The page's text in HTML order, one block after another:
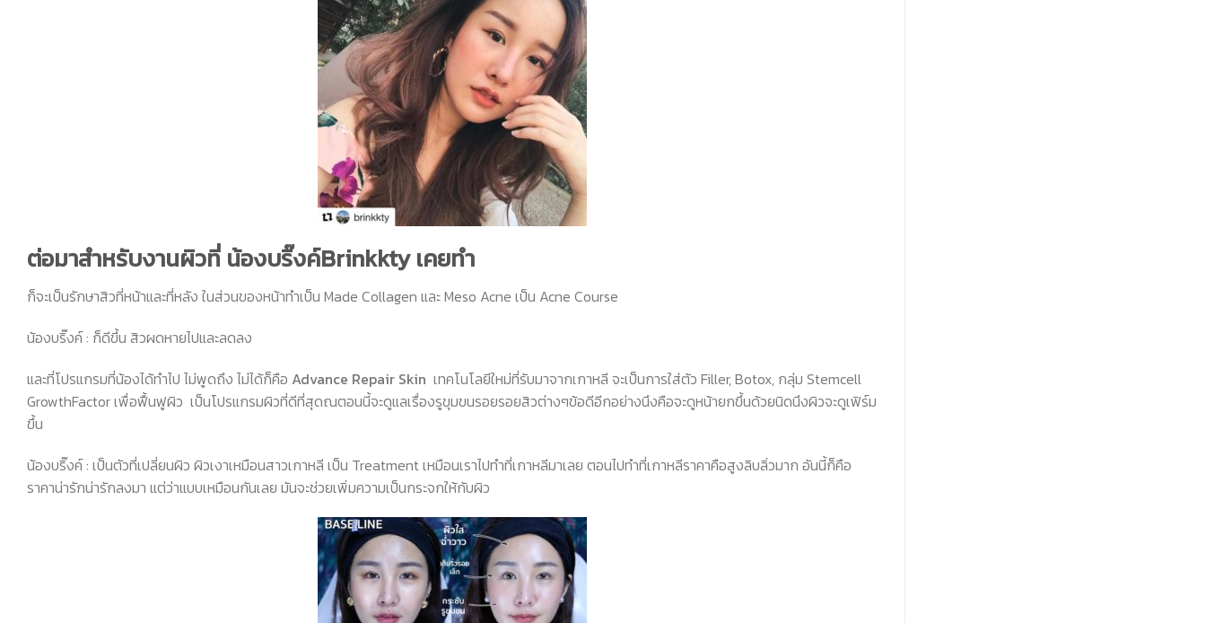
ต่อมาสำหรับงานผิวที่ น้องบริ๊งค์Brinkkty เคยทำ
ก็จะเป็นรักษาสิวที่หน้าและที่หลัง ในส่วนของหน้าทำเป็น Made Collagen และMeso Acne เป็น Acne Course
น้องบริ๊งค์: ก็ดีขึ้น สิวผดหายไปและลดลง
และที่โปรแกรมที่น้องได้ทำไป ไม่พูดถึง ไม่ได้ก็คือ Advance Repair Skin เทคโนโลยีใหม่ที่รับมาจากเกาหลี จะเป็นการใส่ตัว Filler, Botox, กลุ่ม Stemcell
GrowthFactorเพื่อฟื้นฟูผิว เป็นโปรแกรมผิวที่ดีที่สุดณตอนนี้จะดูแลเรื่องรูขุมขนรอยรอยสิวต่างๆข้อดีอีกอย่างนึงคือจะดูหน้ายกขึ้นด้วยนิดนึงผิวจะดูเฟิร์ม
ขึ้น
น้องบริ๊งค์: เป็นตัวที่เปลี่ยนผิว ผิวเงาเหมือนสาวเกาหลี เป็น Treatmentเหมือนเราไปทำที่เกาหลีมาเลย ตอนไปทำที่เกาหลีราคาคือสูงลิบลิ่วมาก อันนี้ก็คือ
ราคาน่ารักน่ารักลงมา แต่ว่าแบบเหมือนกันเลย มันจะช่วยเพิ่มความเป็นกระจกให้กับผิว